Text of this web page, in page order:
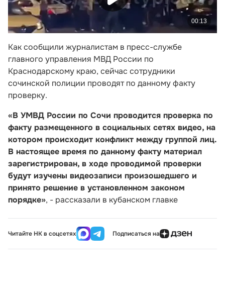
Как сообщили журналистам в пресс-службе
главного управления МВД России по
Краснодарскому краю, сейчас сотрудники
сочинской полиции проводят по данному факту
проверку.
«В УМВД России по Сочи проводится проверка по
факту размещенного в социальных сетях видео, на
котором происходит конфликт между группой лиц.
В настоящее время по данному факту материал
зарегистрирован, в ходе проводимой проверки
будут изучены видеозаписи произошедшего и
принято решение в установленном законом
порядке», - рассказали в кубанском главке
Читайте НК в соцсетях Подписаться на